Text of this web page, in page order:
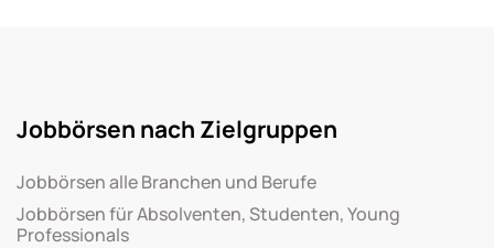
Jobbörsen nach Zielgruppen
Jobbörsen alle Branchen und Berufe
Jobbörsen für Absolventen, Studenten, Young
Professionals